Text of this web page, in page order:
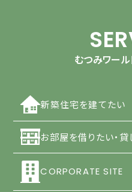
むつみワー
新築住宅を建てたい
お部屋を借りたい・貸
CORPORATE SITE